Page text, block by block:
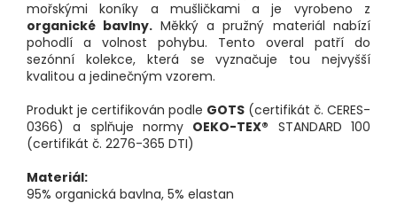
mořskými koníky a mušličkami a je vyrobeno z
organické bavlny. Měkký a pružný materiál nabízí
pohodlí a volnost pohybu. Tento overal patří do
sezónní kolekce, která se vyznačuje tou nejvyšší
kvalitou a jedinečným vzorem.
Produkt je certifikován podle GOTS (certifikát č. CERES-
0366) a splňuje normy OEKO-TEX® STANDARD 100
(certifikát č. 2276-365 DTI)
Materiál:
95% organická bavlna, 5% elastan